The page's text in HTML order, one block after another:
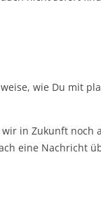
wie Du mit
in Zukunft noch
eine Nachricht